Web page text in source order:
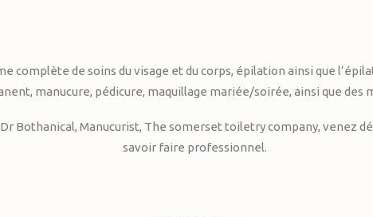
complète de soins du visage et du corps, épilation ainsi que
manucure, pédicure, maquillage mariée/soirée, ainsi que des
Bothanical, Manucurist, The somerset toiletry company, venez
savoir faire professionnel.